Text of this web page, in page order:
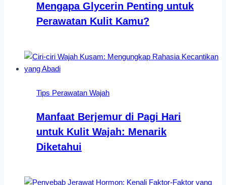
Mengapa Glycerin Penting untuk
Perawatan Kulit Kamu?
Tips Perawatan Wajah
Manfaat Berjemur di Pagi Hari
untuk Kulit Wajah: Menarik
Diketahui